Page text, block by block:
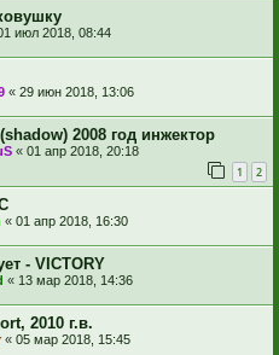
июл 2018, 08:44
« 29 июн 2018, 13:06
2008 год инжектор
« 01 апр 2018, 20:18
1 2
« 01 апр 2018, 16:30
- VICTORY
« 13 мар 2018, 14:36
2010 г.в.
« 05 мар 2018, 15:45